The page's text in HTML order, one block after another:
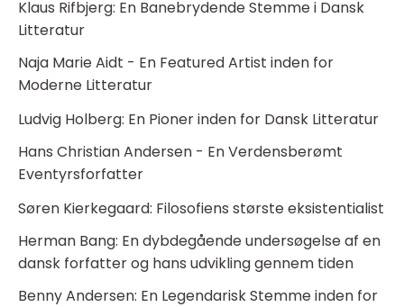
Klaus Rifbjerg: En Banebrydende Stemme i Dansk
Litteratur
Naja Marie Aidt - En Featured Artist inden for
Moderne Litteratur
Ludvig Holberg: En Pioner inden for Dansk Litteratur
Hans Christian Andersen - En Verdensberømt
Eventyrsforfatter
Søren Kierkegaard: Filosofiens største eksistentialist
Herman Bang: En dybdegående undersøgelse af en
dansk forfatter og hans udvikling gennem tiden
Benny Andersen: En Legendarisk Stemme inden for